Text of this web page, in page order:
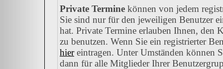
Private Termine können von jedem
Sie sind nur für den jeweiligen Benutzer
hat. Private Termine erlauben Ihnen, den
zu benutzen. Wenn Sie ein registrierter
hiereintragen. Unter Umständen können
dann für alle Mitglieder Ihrer